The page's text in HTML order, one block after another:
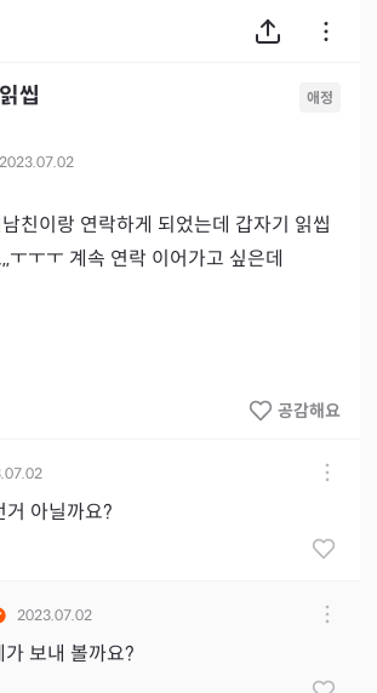
씹 애정
2023.07.02
친이랑 연락하게 되었는데 갑자기 읽씹
ㅜㅜㅜ 계속 연락 이어가고 싶은데
공감해요
아닐까요?
2023.07.02
가 보내 볼까요?